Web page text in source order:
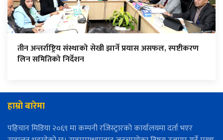
तीन अन्तर्राष्ट्रिय संस्थाको सेखी झार्ने प्रयास असफल, स्पष्टीकरण
लिन समितिको निर्देशन
हाम्रो बारेमा
पहिचान मिडिया २०६९ मा कम्पनी रजिस्ट्रारको कार्यालयमा दर्ता भएर